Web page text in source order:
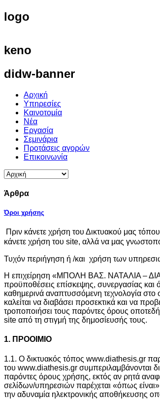
logo
keno
didw-banner
Αρχική
Υπηρεσίες
Καινοτομία
Νέα
Εργασία
Σεμινάρια
Προτάσεις αγορών
Επικοινωνία
Άρθρα
Όροι χρήσης
Πριν κάνετε χρήση του Δικτυακού μας
κάνετε χρήση του site, αλλά να μας
Τυχόν περιήγηση ή /και χρήση των
H επιχείρηση «ΜΠΟΛΗ ΒΑΣ. ΝΑΤΑΛΙΑ –
προϋποθέσεις επίσκεψης, συνεργασίας και
καθημερινά αναπτυσσόμενη τεχνολογία
καλείται να διαβάσει προσεκτικά και να
τροποποιήσει τους παρόντες όρους
site από τη στιγμή της δημοσίευσής τους.
1. ΠΡΟΟΙΜΙΟ
1.1. Ο δικτυακός τόπος www.diathesis.gr
του www.diathesis.gr συμπεριλαμβάνονται
παρόντες όρους χρήσης, εκτός αν ρητά
σελίδων/υπηρεσιών παρέχεται «όπως
την αδυναμία ηλεκτρονικής αποθήκευσης